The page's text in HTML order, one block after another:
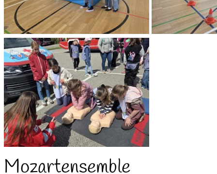
Mozartensemble